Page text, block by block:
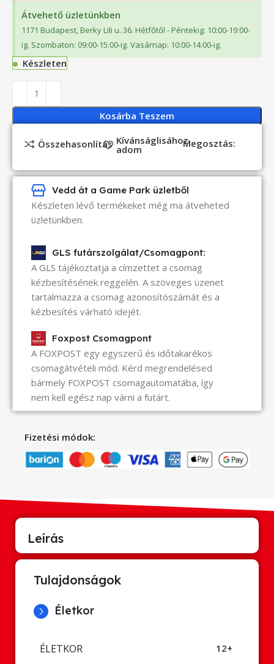
Átvehető üzletünkben
1171 Budapest, Berky Lili u. 36. Hétfőtől - Péntekig: 10:00-19:00-
ig. Szombaton: 09:00-15:00-ig. Vasárnap: 10:00-14:00-ig.
Készleten
Kosárba Teszem
Összehasonlítás Kívánságlisához
adom Megosztás:
Vedd át a Game Park üzletből
Készleten lévő termékeket még ma átveheted
üzletünkben.
GLS futárszolgálat/Csomagpont:
A GLS tájékoztatja a címzettet a csomag
kézbesítésének reggelén. A szöveges üzenet
tartalmazza a csomag azonosítószámát és a
kézbesítés várható idejét.
Foxpost Csomagpont
A FOXPOST egy egyszerű és időtakarékos
csomagátvételi mód. Kérd megrendelésed
bármely FOXPOST csomagautomatába, így
nem kell egész nap várni a futárt.
Fizetési módok:
Leírás
Tulajdonságok
Életkor
ÉLETKOR 12+